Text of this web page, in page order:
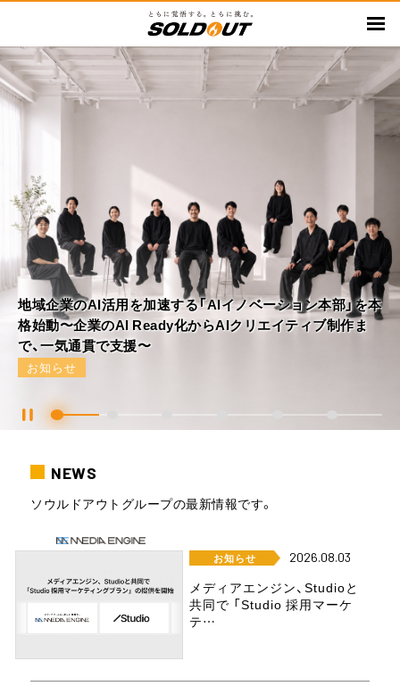
ン
コ
ン
地域企業のAI活用を加速する「AIイノベーション本部」を本
格始動〜企業のAI Ready化からAIクリエイティブ制作ま
で、一気通貫で支援〜
お知らせ
NEWS
ソウルドアウトグループの最新情報です。
お知らせ 2026.08.03
メディアエンジン、Studioと
共同で 「Studio 採用マーケ
テ…